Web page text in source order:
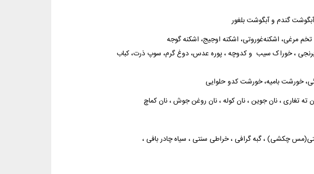
گندم‌ و آبگوشت‌ بلغور
مرغی‌، اشکنه‌غوروتی‌، اشکنه‌ اوجیج‌، اشکنه‌ گوجه‌
برنجی‌ ، خوراک‌ سیب‌ ‌ و کدوچه ، پوره‌ عدس‌، دوغ‌ گرم‌، سوپ‌ ذرت‌، کباب‌
خورشت‌ بامیه‌، خورشت‌ کدو حلوایی
ته تغاری ، نان جوین ، نان کوله ، نان روغن جوش ، نان کماچ
چکشی) ، گبه گرافی ، خراطی سنتی ، سیاه چادر بافی ،